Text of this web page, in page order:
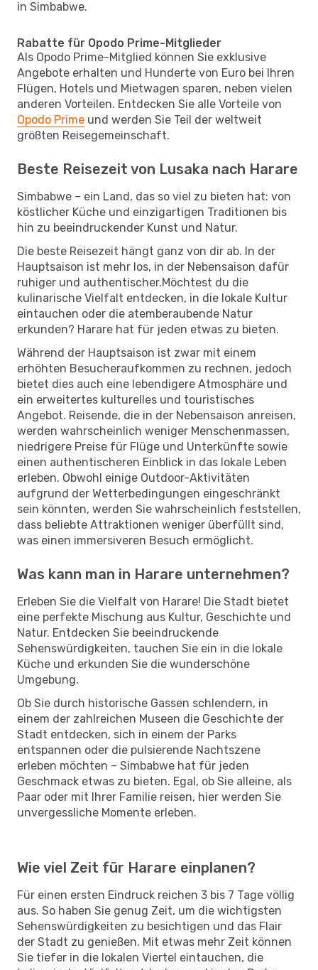
in Simbabwe.
Rabatte für Opodo Prime-Mitglieder
Als Opodo Prime-Mitglied können Sie exklusive
Angebote erhalten und Hunderte von Euro bei Ihren
Flügen, Hotels und Mietwagen sparen, neben vielen
anderen Vorteilen. Entdecken Sie alle Vorteile von
Opodo Prime und werden Sie Teil der weltweit
größten Reisegemeinschaft.
Beste Reisezeit von Lusaka nach Harare
Simbabwe – ein Land, das so viel zu bieten hat: von
köstlicher Küche und einzigartigen Traditionen bis
hin zu beeindruckender Kunst und Natur.
Die beste Reisezeit hängt ganz von dir ab. In der
Hauptsaison ist mehr los, in der Nebensaison dafür
ruhiger und authentischer.Möchtest du die
kulinarische Vielfalt entdecken, in die lokale Kultur
eintauchen oder die atemberaubende Natur
erkunden? Harare hat für jeden etwas zu bieten.
Während der Hauptsaison ist zwar mit einem
erhöhten Besucheraufkommen zu rechnen, jedoch
bietet dies auch eine lebendigere Atmosphäre und
ein erweitertes kulturelles und touristisches
Angebot. Reisende, die in der Nebensaison anreisen,
werden wahrscheinlich weniger Menschenmassen,
niedrigere Preise für Flüge und Unterkünfte sowie
einen authentischeren Einblick in das lokale Leben
erleben. Obwohl einige Outdoor-Aktivitäten
aufgrund der Wetterbedingungen eingeschränkt
sein könnten, werden Sie wahrscheinlich feststellen,
dass beliebte Attraktionen weniger überfüllt sind,
was einen immersiveren Besuch ermöglicht.
Was kann man in Harare unternehmen?
Erleben Sie die Vielfalt von Harare! Die Stadt bietet
eine perfekte Mischung aus Kultur, Geschichte und
Natur. Entdecken Sie beeindruckende
Sehenswürdigkeiten, tauchen Sie ein in die lokale
Küche und erkunden Sie die wunderschöne
Umgebung.
Ob Sie durch historische Gassen schlendern, in
einem der zahlreichen Museen die Geschichte der
Stadt entdecken, sich in einem der Parks
entspannen oder die pulsierende Nachtszene
erleben möchten – Simbabwe hat für jeden
Geschmack etwas zu bieten. Egal, ob Sie alleine, als
Paar oder mit Ihrer Familie reisen, hier werden Sie
unvergessliche Momente erleben.
Wie viel Zeit für Harare einplanen?
Für einen ersten Eindruck reichen 3 bis 7 Tage völlig
aus. So haben Sie genug Zeit, um die wichtigsten
Sehenswürdigkeiten zu besichtigen und das Flair
der Stadt zu genießen. Mit etwas mehr Zeit können
Sie tiefer in die lokalen Viertel eintauchen, die